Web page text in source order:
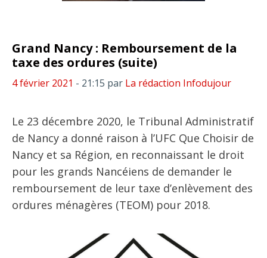
Grand Nancy : Remboursement de la
taxe des ordures (suite)
4 février 2021 - 21:15 par La rédaction Infodujour
Le 23 décembre 2020, le Tribunal Administratif
de Nancy a donné raison à l’UFC Que Choisir de
Nancy et sa Région, en reconnaissant le droit
pour les grands Nancéiens de demander le
remboursement de leur taxe d’enlèvement des
ordures ménagères (TEOM) pour 2018.